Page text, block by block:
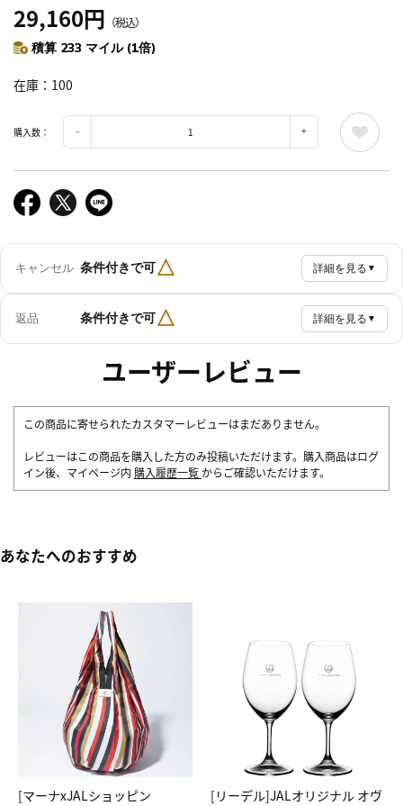
29,160円 （税込）
積算 233 マイル (1倍)
在庫 100
購入数：
キャンセル 条件付きで可△ 詳細を見る ▼
返品 条件付きで可△ 詳細を見る ▼
ユーザーレビュー
この商品に寄せられたカスタマーレビューはまだありません。
レビューはこの商品を購入した方のみ投稿いただけます。購入商品はログ
イン後、マイページ内 購入履歴一覧 からご確認いただけます。
あなたへのおすすめ
[マーナxJALショッピン
[リーデル]JALオリジナル オヴ